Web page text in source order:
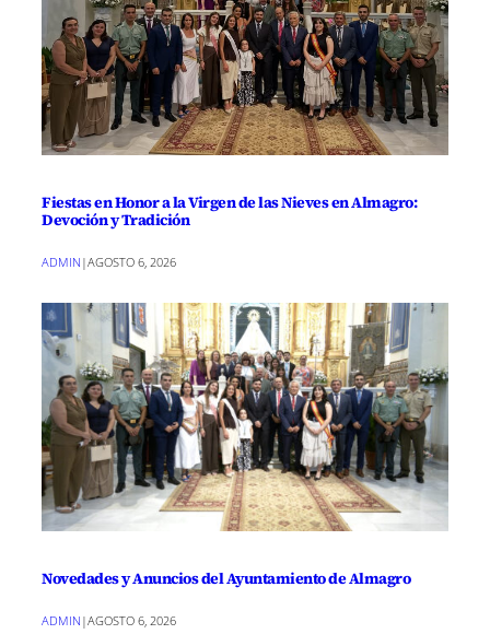
Fiestas en Honor a la Virgen de las Nieves en Almagro:
Devoción y Tradición
ADMIN |AGOSTO 6, 2026
Novedades y Anuncios del Ayuntamiento de Almagro
ADMIN |AGOSTO 6, 2026